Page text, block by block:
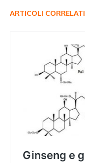
ARTICOLI CORRELATI